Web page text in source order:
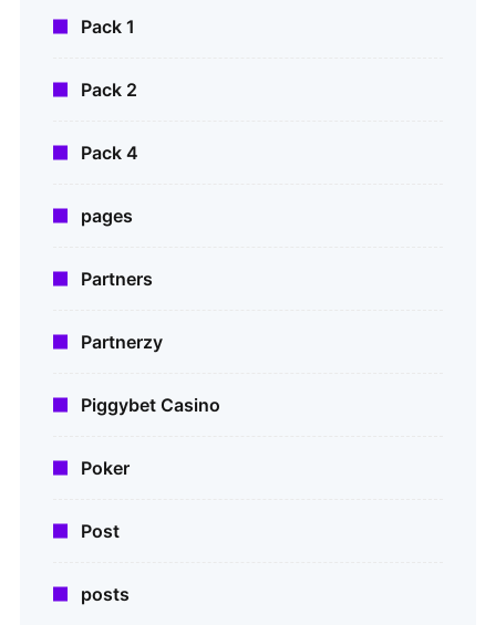
Pack 1
Pack 2
Pack 4
pages
Partners
Partnerzy
Piggybet Casino
Poker
Post
posts